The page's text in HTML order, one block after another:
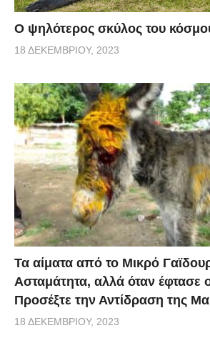
Ο ψηλότερος σκύλος του
18 ΔΕΚΕΜΒΡΊΟΥ, 2023
Τα αίματα από το Μικρό
Ασταμάτητα, αλλά όταν έφτασε
Προσέξτε την Αντίδραση της
18 ΔΕΚΕΜΒΡΊΟΥ, 2023